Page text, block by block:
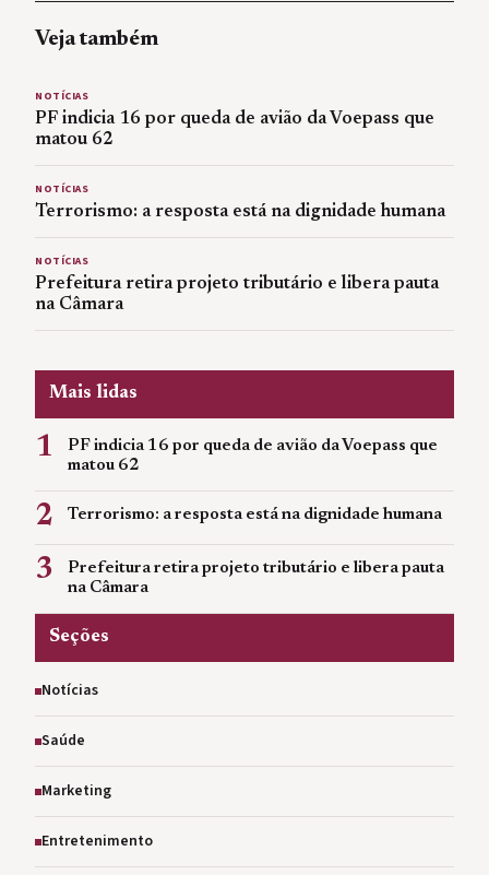
Veja também
NOTÍCIAS
PF indicia 16 por queda de avião da Voepass que
matou 62
NOTÍCIAS
Terrorismo: a resposta está na dignidade humana
NOTÍCIAS
Prefeitura retira projeto tributário e libera pauta
na Câmara
Mais lidas
1
PF indicia 16 por queda de avião da Voepass que
matou 62
2 Terrorismo: a resposta está na dignidade humana
3
Prefeitura retira projeto tributário e libera pauta
na Câmara
Seções
Notícias
Saúde
Marketing
Entretenimento